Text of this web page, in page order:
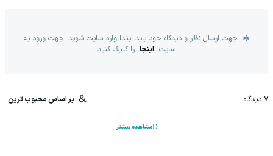
جهت ارسال نظر و دیدگاه خود باید ابتدا وارد سایت شوید. جهت ورود به
سایت اینجا را کلیک کنید
7 دیدگاه بر اساس محبوب ترین
مشاهده بیشتر